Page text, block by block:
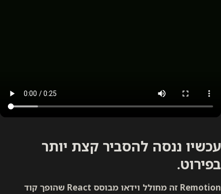
עכשיו ננסה להסביר קצת יותר
בפירוט.
Remotion זה מחולל וידאו מבוסס React שהופך קוד